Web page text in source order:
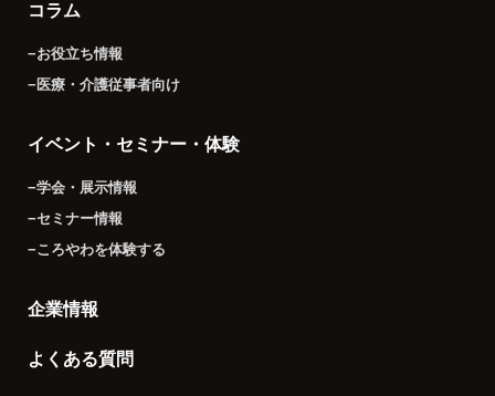
コラム
−お役立ち情報
−医療・介護従事者向け
イベント・セミナー・体験
−学会・展示情報
−セミナー情報
−ころやわを体験する
企業情報
よくある質問